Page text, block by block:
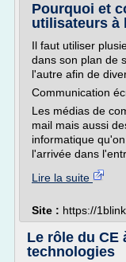
Pourquoi et
utilisateurs à
Il faut utiliser
dans son plan de
l'autre afin de
Communication
Les médias de
mail mais aussi
informatique
l'arrivée dans
Lire la suite
Site : https://
Le rôle du CE
technologies